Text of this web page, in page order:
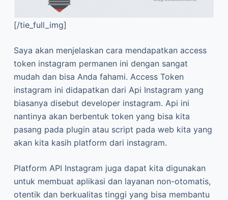
[/tie_full_img]
Saya akan menjelaskan cara mendapatkan access
token instagram permanen ini dengan sangat
mudah dan bisa Anda fahami. Access Token
instagram ini didapatkan dari Api Instagram yang
biasanya disebut developer instagram. Api ini
nantinya akan berbentuk token yang bisa kita
pasang pada plugin atau script pada web kita yang
akan kita kasih platform dari instagram.
Platform API Instagram juga dapat kita digunakan
untuk membuat aplikasi dan layanan non-otomatis,
otentik dan berkualitas tinggi yang bisa membantu